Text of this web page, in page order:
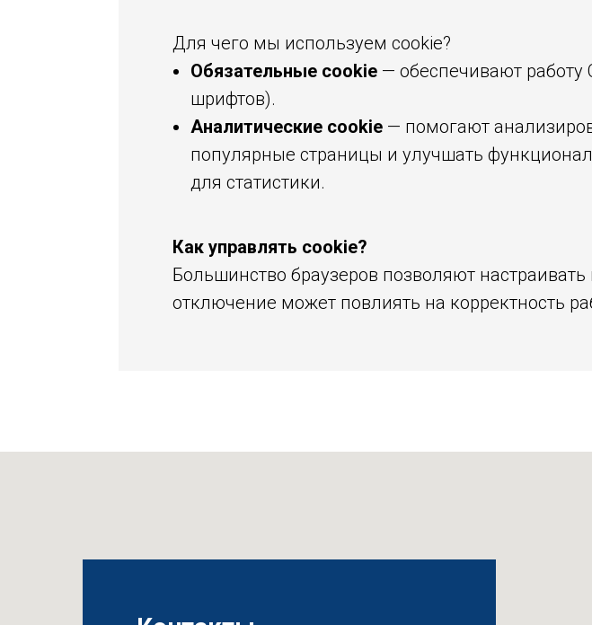
Для чего мы используем cookie?
Обязательные cookie — обеспечивают
шрифтов).
Аналитические cookie — помогают
популярные страницы и улучшать
для статистики.
Как управлять cookie?
Большинство браузеров позволяют
отключение может повлиять на корректность